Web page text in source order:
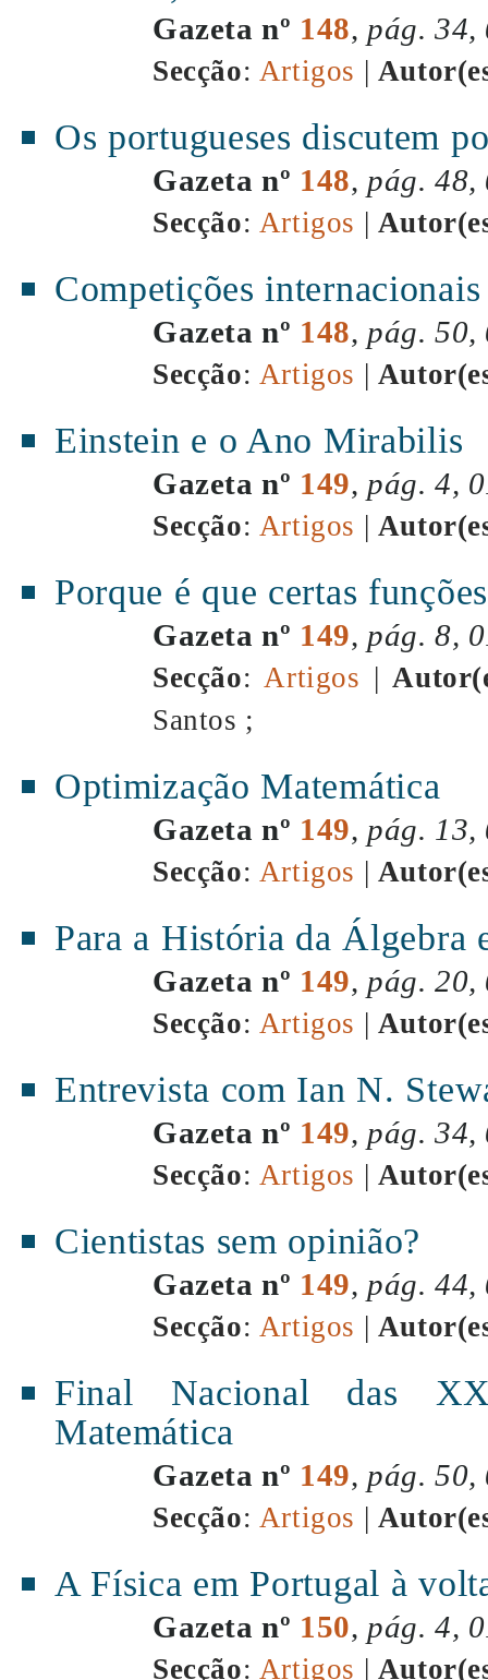
Gazeta nº 148, pág. 34,
Secção: Artigos |
Os portugueses discutem
Gazeta nº 148, pág. 48,
Secção: Artigos |
Competições
Gazeta nº 148, pág. 50,
Secção: Artigos |
Einstein e o Ano Mirabilis
Gazeta nº 149, pág. 4,
Secção: Artigos |
Porque é que certas
Gazeta nº 149, pág. 8,
Secção: Artigos |
Santos ;
Optimização Matemática
Gazeta nº 149, pág. 13,
Secção: Artigos |
Para a História da Álgebra
Gazeta nº 149, pág. 20,
Secção: Artigos |
Entrevista com Ian N.
Gazeta nº 149, pág. 34,
Secção: Artigos |
Cientistas sem opinião?
Gazeta nº 149, pág. 44,
Secção: Artigos |
Final Nacional das
Matemática
Gazeta nº 149, pág. 50,
Secção: Artigos |
A Física em Portugal à
Gazeta nº 150, pág. 4,
Secção: Artigos |